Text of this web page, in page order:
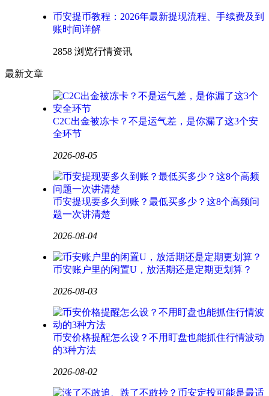
币安提币教程：2026年最新提现流程、手续费及到
账时间详解
2858 浏览行情资讯
最新文章
C2C出金被冻卡？不是运气差，是你漏了这3个安
全环节
2026-08-05
币安提现要多久到账？最低买多少？这8个高频问
题一次讲清楚
2026-08-04
币安账户里的闲置U，放活期还是定期更划算？
2026-08-03
币安价格提醒怎么设？不用盯盘也能抓住行情波动
的3种方法
2026-08-02